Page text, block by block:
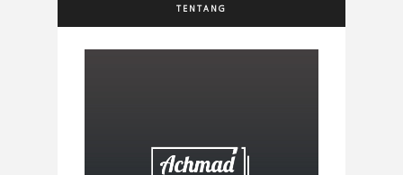
TENTANG